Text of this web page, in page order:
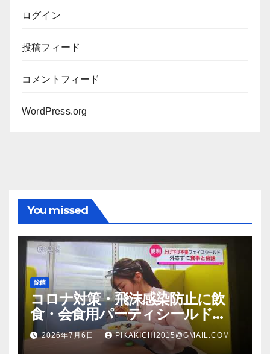
ログイン
投稿フィード
コメントフィード
WordPress.org
You missed
除菌
コロナ対策・飛沫感染防止に飲
食・会食用パーティシールド
（マスク会食代替品）ＦＢＣ福井
放送のＴＶ番組での紹介映像
2026年7月6日 PIKAKICHI2015@GMAIL.COM